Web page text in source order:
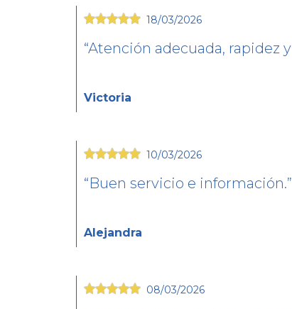
18/03/2026
Atención adecuada, rapidez
Victoria
10/03/2026
Buen servicio e información.
Alejandra
08/03/2026